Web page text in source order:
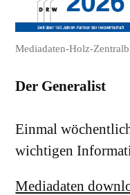
Mediadaten-Holz-
Der Generalist
Einmal
wichtigen
Mediadaten